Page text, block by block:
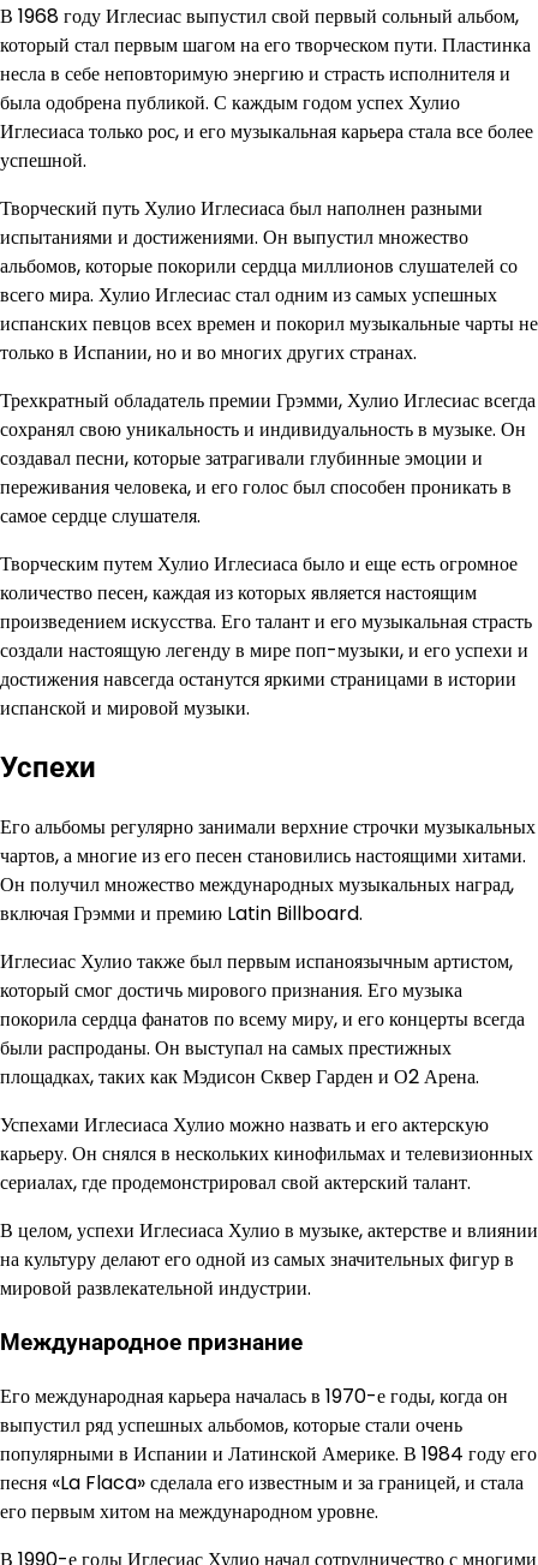
В 1968 году Иглесиас выпустил свой первый сольный альбом,
который стал первым шагом на его творческом пути. Пластинка
несла в себе неповторимую энергию и страсть исполнителя и
была одобрена публикой. С каждым годом успех Хулио
Иглесиаса только рос, и его музыкальная карьера стала все более
успешной.
Творческий путь Хулио Иглесиаса был наполнен разными
испытаниями и достижениями. Он выпустил множество
альбомов, которые покорили сердца миллионов слушателей со
всего мира. Хулио Иглесиас стал одним из самых успешных
испанских певцов всех времен и покорил музыкальные чарты не
только в Испании, но и во многих других странах.
Трехкратный обладатель премии Грэмми, Хулио Иглесиас всегда
сохранял свою уникальность и индивидуальность в музыке. Он
создавал песни, которые затрагивали глубинные эмоции и
переживания человека, и его голос был способен проникать в
самое сердце слушателя.
Творческим путем Хулио Иглесиаса было и еще есть огромное
количество песен, каждая из которых является настоящим
произведением искусства. Его талант и его музыкальная страсть
создали настоящую легенду в мире поп-музыки, и его успехи и
достижения навсегда останутся яркими страницами в истории
испанской и мировой музыки.
Успехи
Его альбомы регулярно занимали верхние строчки музыкальных
чартов, а многие из его песен становились настоящими хитами.
Он получил множество международных музыкальных наград,
включая Грэмми и премию Latin Billboard.
Иглесиас Хулио также был первым испаноязычным артистом,
который смог достичь мирового признания. Его музыка
покорила сердца фанатов по всему миру, и его концерты всегда
были распроданы. Он выступал на самых престижных
площадках, таких как Мэдисон Сквер Гарден и О2 Арена.
Успехами Иглесиаса Хулио можно назвать и его актерскую
карьеру. Он снялся в нескольких кинофильмах и телевизионных
сериалах, где продемонстрировал свой актерский талант.
В целом, успехи Иглесиаса Хулио в музыке, актерстве и влиянии
на культуру делают его одной из самых значительных фигур в
мировой развлекательной индустрии.
Международное признание
Его международная карьера началась в 1970-е годы, когда он
выпустил ряд успешных альбомов, которые стали очень
популярными в Испании и Латинской Америке. В 1984 году его
песня «La Flaca» сделала его известным и за границей, и стала
его первым хитом на международном уровне.
В 1990-е годы Иглесиас Хулио начал сотрудничество с многими